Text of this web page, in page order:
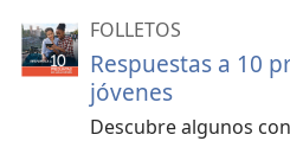
FOLLETOS
Respuestas a 10
jóvenes
Descubre algunos